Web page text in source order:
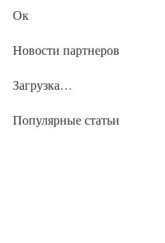
Ок
Новости партнеров
Загрузка…
Популярные статьи